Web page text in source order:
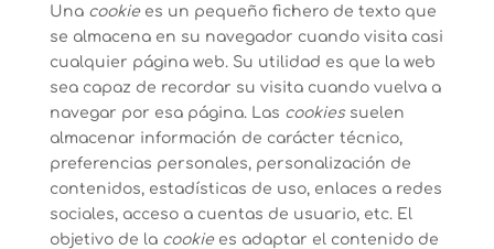
Una cookiees un pequeño fichero de texto que
se almacena en su navegador cuando visita casi
cualquier página web. Su utilidad es que la web
sea capaz de recordar su visita cuando vuelva a
navegar por esa página. Las cookiessuelen
almacenar información de carácter técnico,
preferencias personales, personalización de
contenidos, estadísticas de uso, enlaces a redes
sociales, acceso a cuentas de usuario, etc. El
objetivo de la cookiees adaptar el contenido de